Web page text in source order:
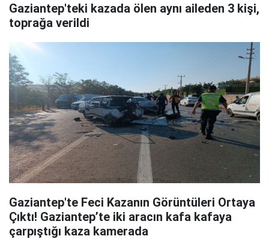
Gaziantep'teki kazada ölen aynı aileden 3 kişi,
toprağa verildi
Gaziantep'te Feci Kazanın Görüntüleri Ortaya
Çıktı! Gaziantep’te iki aracın kafa kafaya
çarpıştığı kaza kamerada